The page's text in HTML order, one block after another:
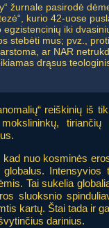
žurnale pasirodė
kurio 42-uose
iki
stebėti mus; pvz.,
ar NAR
drąsus
reiškinių iš
kad nuo kosminės
Tai sukelia
sluoksnio
kartų. Štai tada ir
darinius.